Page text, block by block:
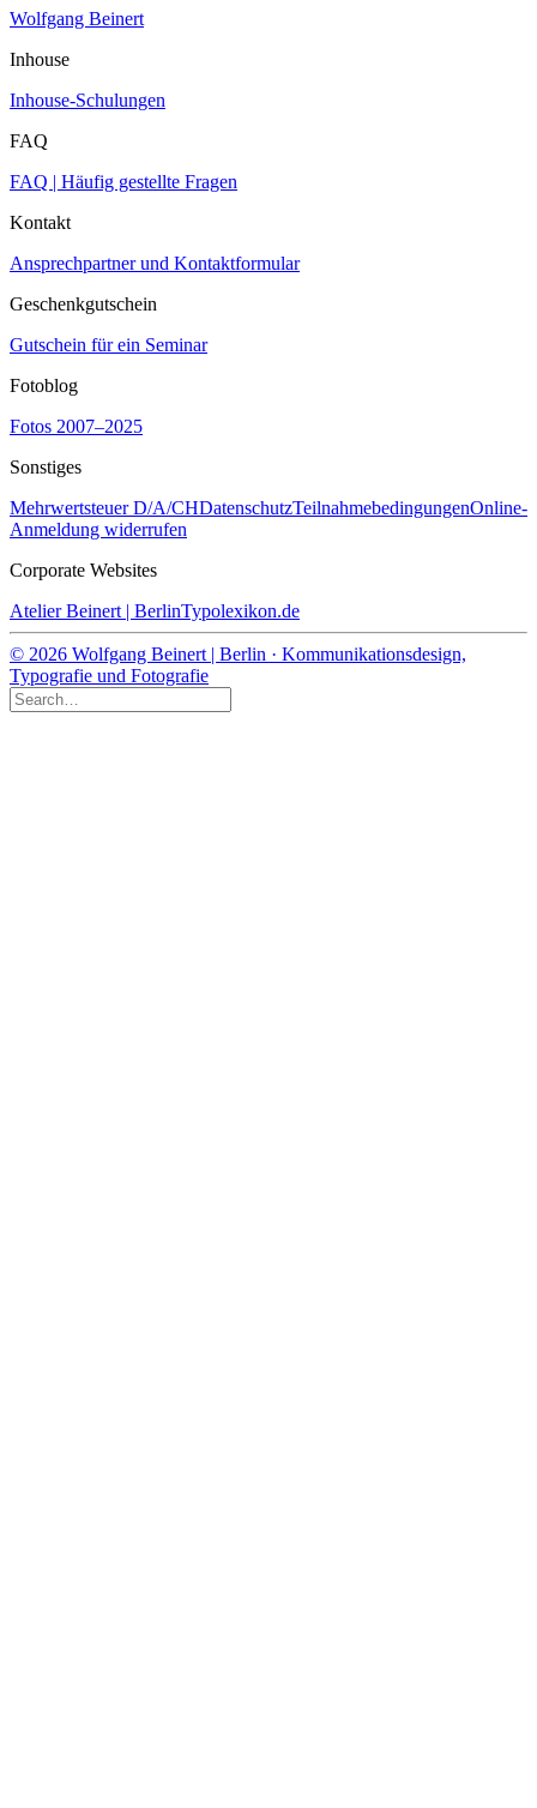
Wolfgang Beinert
Inhouse
Inhouse-Schulungen
FAQ
FAQ | Häufig gestellte Fragen
Kontakt
Ansprechpartner und Kontaktformular
Geschenkgutschein
Gutschein für ein Seminar
Fotoblog
Fotos 2007–2025
Sonstiges
Mehrwertsteuer D/A/CHDatenschutzTeilnahmebedingungenOnline-
Anmeldung widerrufen
Corporate Websites
Atelier Beinert | BerlinTypolexikon.de
© 2026 Wolfgang Beinert | Berlin · Kommunikationsdesign,
Typografie und Fotografie